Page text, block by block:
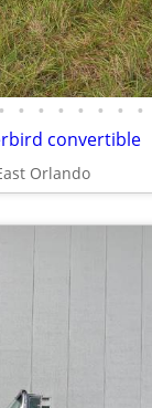
• • • • • • • •
convertible
Orlando